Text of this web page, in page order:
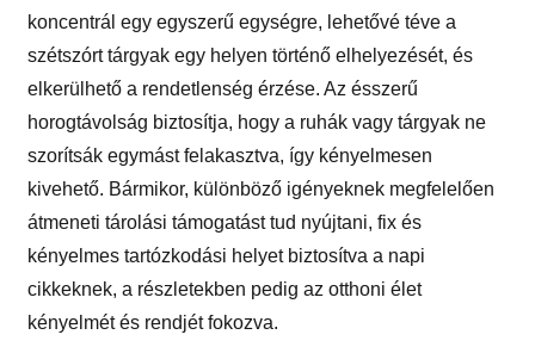
koncentrál egy egyszerű egységre, lehetővé téve a
szétszórt tárgyak egy helyen történő elhelyezését, és
elkerülhető a rendetlenség érzése. Az ésszerű
horogtávolság biztosítja, hogy a ruhák vagy tárgyak ne
szorítsák egymást felakasztva, így kényelmesen
kivehető. Bármikor, különböző igényeknek megfelelően
átmeneti tárolási támogatást tud nyújtani, fix és
kényelmes tartózkodási helyet biztosítva a napi
cikkeknek, a részletekben pedig az otthoni élet
kényelmét és rendjét fokozva.